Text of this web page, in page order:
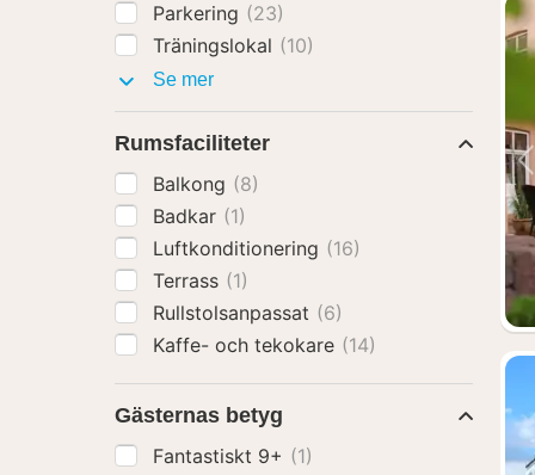
Parkering (23)
Träningslokal (10)
Se merFaciliteter
Rumsfaciliteter
Balkong (8)
Badkar (1)
Luftkonditionering (16)
Terrass (1)
Rullstolsanpassat (6)
Kaffe- och tekokare (14)
Gästernas betyg
Fantastiskt 9+ (1)